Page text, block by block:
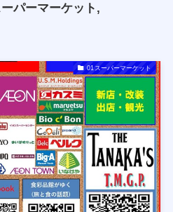
パーマーケット,
01スーパーマーケット